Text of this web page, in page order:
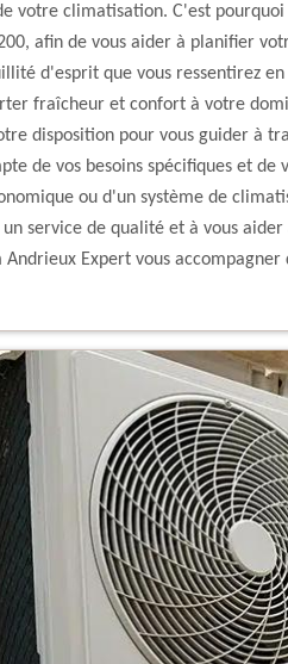
votre climatisation. C'est
afin de vous aider à planifier
d'esprit que vous ressentirez
fraîcheur et confort à votre
disposition pour vous guider à
de vos besoins spécifiques et de
ou d'un système de
un service de qualité et à vous
Andrieux Expert vous